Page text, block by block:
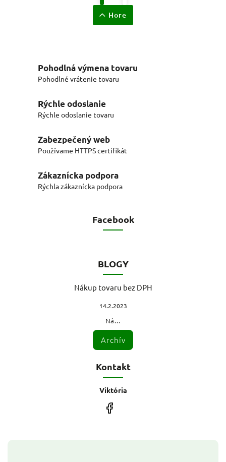
Hore
Pohodlná výmena tovaru
Pohodlné vrátenie tovaru
Rýchle odoslanie
Rýchle odoslanie tovaru
Zabezpečený web
Používame HTTPS certifikát
Zákaznícka podpora
Rýchla zákaznícka podpora
Facebook
BLOGY
Nákup tovaru bez DPH
14.2.2023
Ná...
Archív
Kontakt
Viktória